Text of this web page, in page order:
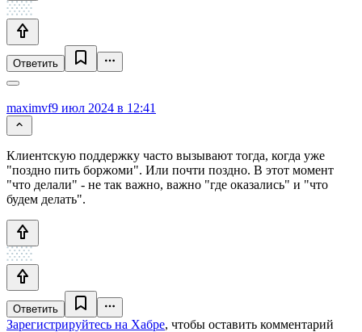
Ответить
maximvf9 июл 2024 в 12:41
Клиентскую поддержку часто вызывают тогда, когда уже
"поздно пить боржоми". Или почти поздно. В этот момент
"что делали" - не так важно, важно "где оказались" и "что
будем делать".
Ответить
Зарегистрируйтесь на Хабре, чтобы оставить комментарий